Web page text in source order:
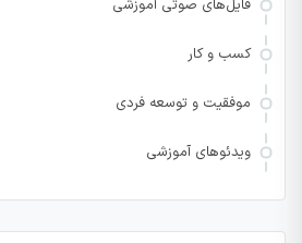
فایل‌های صوتی آموزشی
کسب و کار
موفقیت و توسعه فردی
ویدئوهای آموزشی